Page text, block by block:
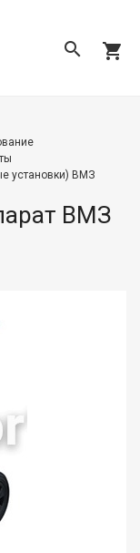
search shopping_cart
установки) ВМЗ
ВМЗ